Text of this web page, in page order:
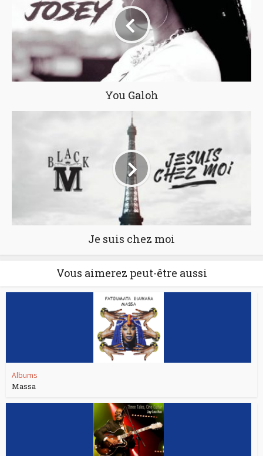
You Galoh
Je suis chez moi
Vous aimerez peut-être aussi
Albums
Massa